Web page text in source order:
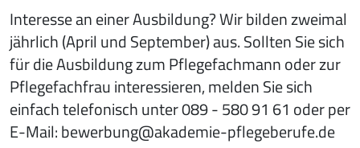
Interesse an einer Ausbildung? Wir bilden zweimal
jährlich (April und September) aus. Sollten Sie sich
für die Ausbildung zum Pflegefachmann oder zur
Pflegefachfrau interessieren, melden Sie sich
einfach telefonisch unter 089 - 580 91 61 oder per
E-Mail: bewerbung@akademie-pflegeberufe.de